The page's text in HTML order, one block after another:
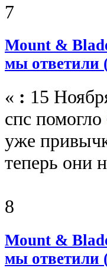
7
Mount &
мы ответили
« : 15
спс помогло
уже
теперь они
8
Mount &
мы ответили